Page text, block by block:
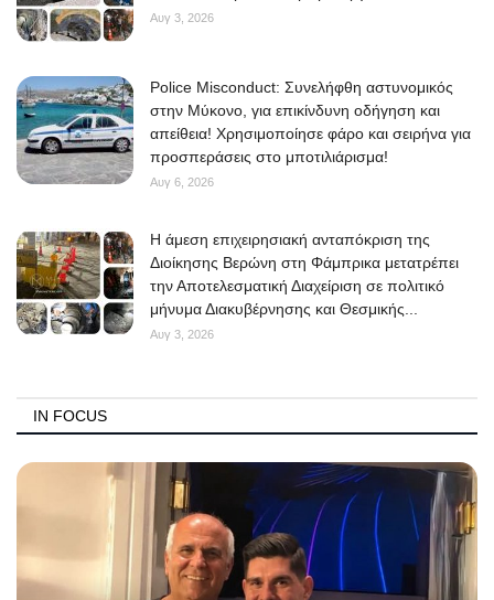
Αυγ 3, 2026
Police Misconduct: Συνελήφθη αστυνομικός
στην Μύκονο, για επικίνδυνη οδήγηση και
απείθεια! Χρησιμοποίησε φάρο και σειρήνα για
προσπεράσεις στο μποτιλιάρισμα!
Αυγ 6, 2026
Η άμεση επιχειρησιακή ανταπόκριση της
Διοίκησης Βερώνη στη Φάμπρικα μετατρέπει
την Αποτελεσματική Διαχείριση σε πολιτικό
μήνυμα Διακυβέρνησης και Θεσμικής...
Αυγ 3, 2026
IN FOCUS